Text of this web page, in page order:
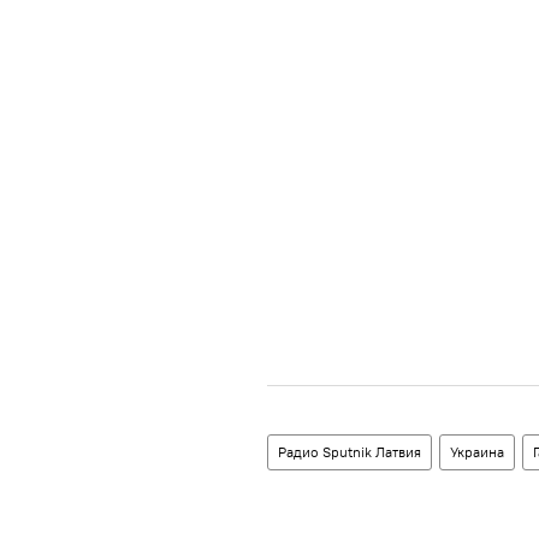
Радио Sputnik Латвия Украина